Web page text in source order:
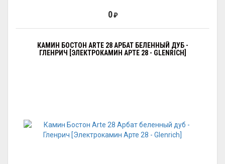
0₽
КАМИН БОСТОН ARTE 28 АРБАТ БЕЛЕННЫЙ ДУБ -
ГЛЕНРИЧ [ЭЛЕКТРОКАМИН АРТЕ 28 - GLENRICH]